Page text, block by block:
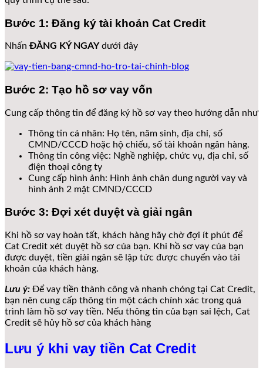
Bước 1: Đăng ký tài khoản Cat Credit
Nhấn ĐĂNG KÝ NGAYdưới đây
Bước 2: Tạo hồ sơ vay vốn
Cung cấp thông tin để đăng ký hồ sơ vay theo hướng dẫn như
Thông tin cá nhân: Họ tên, năm sinh, địa chỉ, số
CMND/CCCD hoặc hộ chiếu, số tài khoản ngân hàng.
Thông tin công việc: Nghề nghiệp, chức vụ, địa chỉ, số
điện thoại công ty
Cung cấp hình ảnh: Hình ảnh chân dung người vay và
hình ảnh 2 mặt CMND/CCCD
Bước 3: Đợi xét duyệt và giải ngân
Khi hồ sơ vay hoàn tất, khách hàng hãy chờ đợi ít phút để
Cat Credit xét duyệt hồ sơ của bạn. Khi hồ sơ vay của bạn
được duyệt, tiền giải ngân sẽ lập tức được chuyển vào tài
khoản của khách hàng.
Lưu ý: Để vay tiền thành công và nhanh chóng tại Cat Credit,
bạn nên cung cấp thông tin một cách chính xác trong quá
trình làm hồ sơ vay tiền. Nếu thông tin của bạn sai lệch, Cat
Credit sẽ hủy hồ sơ của khách hàng
Lưu ý khi vay tiền Cat Credit